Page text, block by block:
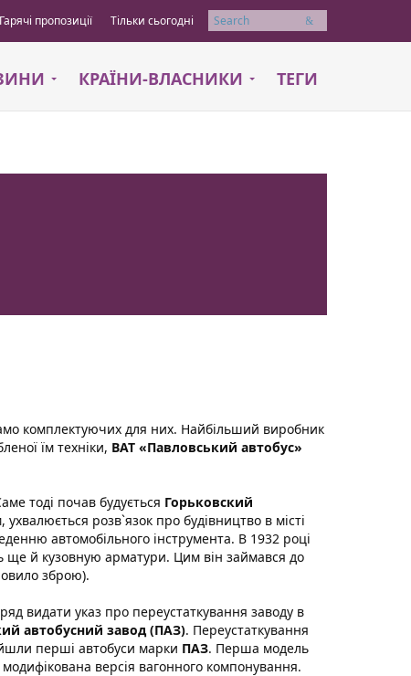
КРАЇНИ-ВЛАСНИКИ ТЕГИ
Гарячі пропозиції Тільки сьогодні Пошук
комплектуючих для них. Найбільший виробник
їм техніки, ВАТ «Павловський автобус»
тоді почав будується Горьковский
ухвалюється розв`язок про будівництво в місті
автомобільного інструмента. В 1932 році
ще й кузовную арматури. Цим він займався до
зброю).
видати указ про переустаткування заводу в
автобусний завод (ПАЗ). Переустаткування
перші автобуси марки ПАЗ. Перша модель
версія вагонного компонування.